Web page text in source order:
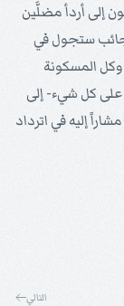
إلى أردأ مضلَّين
ستجول في
المسكونة
على كل شيء- إلى
إليه في اترداد
التالي